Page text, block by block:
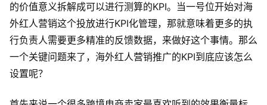
的价值意义拆解成可以进行测算的KPI。当一号位开始对海
外红人营销这个投放进行KPI化管理，那就意味着更多的执
行负责人需要更多精准的反馈数据，来做好这个事情。那么
一个关键问题来了，海外红人营销推广的KPI到底应该怎么
设置呢？